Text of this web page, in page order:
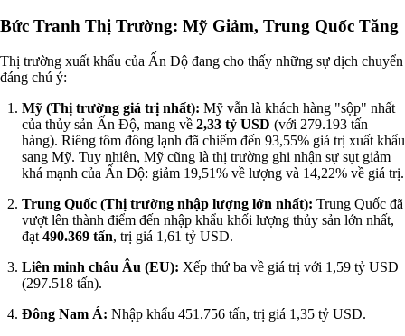
Bức Tranh Thị Trường: Mỹ Giảm, Trung Quốc Tăng
Thị trường xuất khẩu của Ấn Độ đang cho thấy những sự dịch chuyển
đáng chú ý:
Mỹ (Thị trường giá trị nhất): Mỹ vẫn là khách hàng "sộp" nhất
của thủy sản Ấn Độ, mang về 2,33 tỷ USD (với 279.193 tấn
hàng). Riêng tôm đông lạnh đã chiếm đến 93,55% giá trị xuất khẩu
sang Mỹ. Tuy nhiên, Mỹ cũng là thị trường ghi nhận sự sụt giảm
khá mạnh của Ấn Độ: giảm 19,51% về lượng và 14,22% về giá trị.
Trung Quốc (Thị trường nhập lượng lớn nhất): Trung Quốc đã
vượt lên thành điểm đến nhập khẩu khối lượng thủy sản lớn nhất,
đạt 490.369 tấn, trị giá 1,61 tỷ USD.
Liên minh châu Âu (EU): Xếp thứ ba về giá trị với 1,59 tỷ USD
(297.518 tấn).
Đông Nam Á: Nhập khẩu 451.756 tấn, trị giá 1,35 tỷ USD.